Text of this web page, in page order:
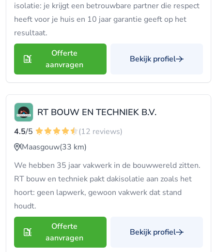
isolatie: je krijgt een betrouwbare partner die respect
heeft voor je huis en 10 jaar garantie geeft op het
resultaat.
Offerte
aanvragen
Bekijk profiel
RT BOUW EN TECHNIEK B.V.
4.5/5
(12 reviews)
Maasgouw(33 km)
We hebben 35 jaar vakwerk in de bouwwereld zitten.
RT bouw en techniek pakt dakisolatie aan zoals het
hoort: geen lapwerk, gewoon vakwerk dat stand
houdt.
Offerte
aanvragen
Bekijk profiel